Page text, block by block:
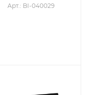
Арт.: BI-040029